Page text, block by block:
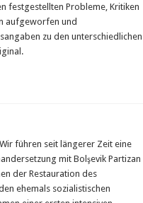
festgestellten Probleme, Kritiken
aufgeworfen und
zu den unterschiedlichen
führen seit längerer Zeit eine
mit Bolşevik Partizan
der Restauration des
ehemals sozialistischen